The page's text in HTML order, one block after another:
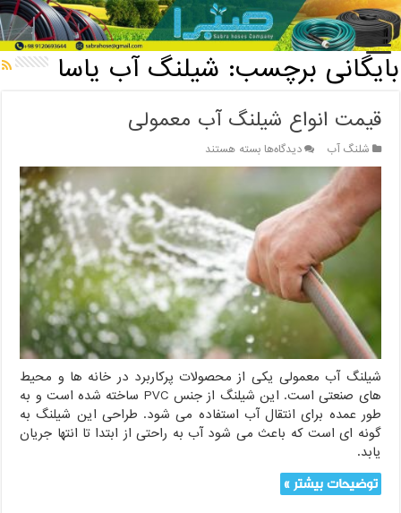
خانه / بایگانی برچسب: شیلنگ آب یاسا
بایگانی برچسب: شیلنگ آب یاسا
قیمت انواع شیلنگ آب معمولی
شلنگ آب دیدگاه‌هابرای
قیمت
شیلنگ
آب
معمولی
بسته هستند
شیلنگ آب معمولی یکی از محصولات پرکاربرد در خانه ها و محیط
های صنعتی است. این شیلنگ از جنس PVC ساخته شده است و به
طور عمده برای انتقال آب استفاده می شود. طراحی این شیلنگ به
گونه ای است که باعث می شود آب به راحتی از ابتدا تا انتها جریان
یابد.
توضیحات بیشتر »